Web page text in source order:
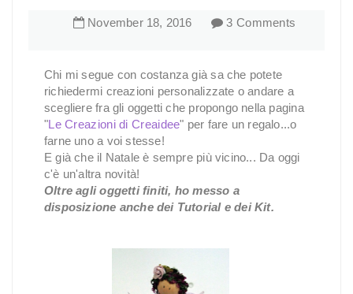
November 18, 2016 3 Comments
Chi mi segue con costanza già sa che potete
richiedermi creazioni personalizzate o andare a
scegliere fra gli oggetti che propongo nella pagina
"Le Creazioni di Creaidee" per fare un regalo...o
farne uno a voi stesse!
E già che il Natale è sempre più vicino... Da oggi
c'è un'altra novità!
Oltre agli oggetti finiti, ho messo a
disposizione anche dei Tutorial e dei Kit.